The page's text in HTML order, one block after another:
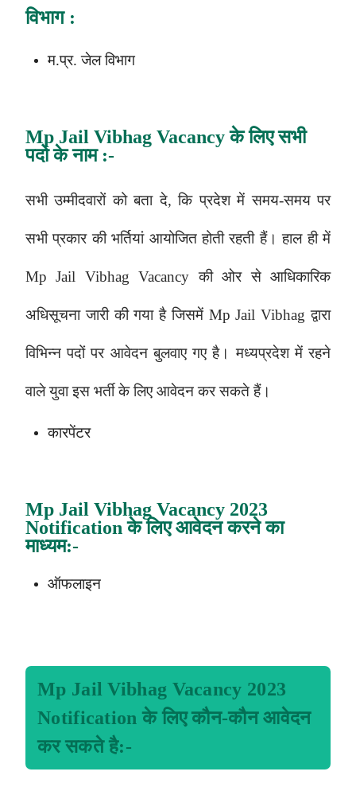
विभाग :
म.प्र. जेल विभाग
Mp Jail Vibhag Vacancyके लिए सभी
पदो के नाम :-
सभी उम्मीदवारों को बता दे, कि प्रदेश में समय-समय पर
सभी प्रकार की भर्तियां आयोजित होती रहती हैं। हाल ही में
Mp Jail Vibhag Vacancy की ओर से आधिकारिक
अधिसूचना जारी की गया है जिसमें Mp Jail Vibhagद्वारा
विभिन्न पदों पर आवेदन बुलवाए गए है। मध्यप्रदेश में रहने
वाले युवा इस भर्ती के लिए आवेदन कर सकते हैं।
कारपेंटर
Mp Jail Vibhag Vacancy 2023
Notificationके लिए आवेदन करने का
माध्यम:-
ऑफलाइन
Mp Jail Vibhag Vacancy 2023
Notification के लिए कौन-कौन आवेदन
कर सकते है:-